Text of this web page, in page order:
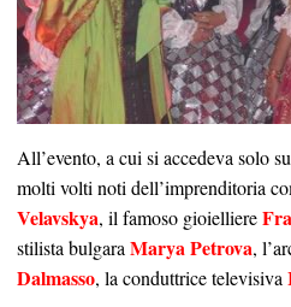
All’evento, a cui si accedeva solo
molti volti noti dell’imprenditoria
Velavskya, il famoso gioielliere
stilista bulgaraMarya Petrova,
Dalmasso, la conduttrice televisiva